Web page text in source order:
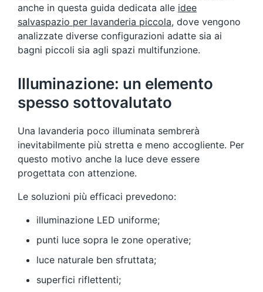
anche in questa guida dedicata alle idee
salvaspazio per lavanderia piccola, dove vengono
analizzate diverse configurazioni adatte sia ai
bagni piccoli sia agli spazi multifunzione.
Illuminazione: un elemento
spesso sottovalutato
Una lavanderia poco illuminata sembrerà
inevitabilmente più stretta e meno accogliente. Per
questo motivo anche la luce deve essere
progettata con attenzione.
Le soluzioni più efficaci prevedono:
illuminazione LED uniforme;
punti luce sopra le zone operative;
luce naturale ben sfruttata;
superfici riflettenti;